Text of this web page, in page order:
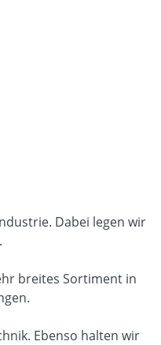
Dabei legen wir
breites Sortiment in
Ebenso halten wir